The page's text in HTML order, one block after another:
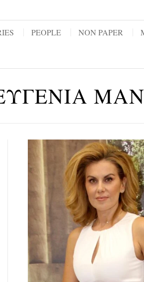
PEOPLE NON PAPER